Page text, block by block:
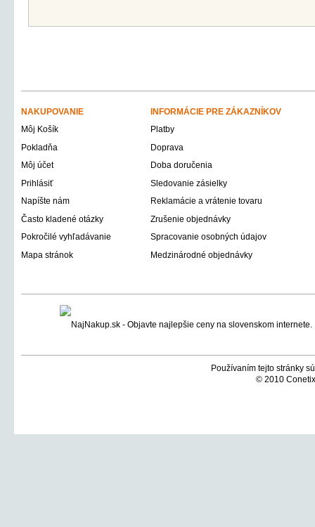
NAKUPOVANIE
INFORMÁCIE PRE ZÁKAZNÍKOV
Môj Košík
Platby
Pokladňa
Doprava
Môj účet
Doba doručenia
Prihlásiť
Sledovanie zásielky
Napíšte nám
Reklamácie a vrátenie tovaru
Často kladené otázky
Zrušenie objednávky
Pokročilé vyhľadávanie
Spracovanie osobných údajov
Mapa stránok
Medzinárodné objednávky
Používaním tejto stránky
© 2010